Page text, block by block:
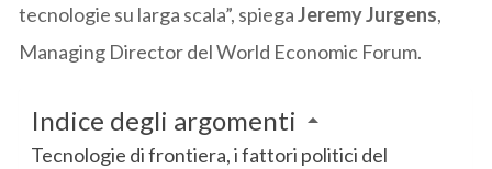
tecnologie su larga scala”, spiegaJeremy Jurgens,
Managing Director del World Economic Forum.
Indice degli argomenti
Tecnologie di frontiera, i fattori politici del